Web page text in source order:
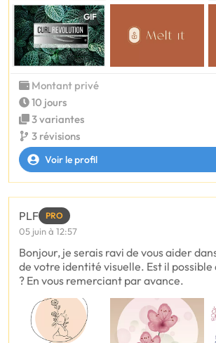
GIF
Montant privé
10 jours
3 variantes
3 révisions
Voir le profil
PLF PRO
05 juin à 12:57
Bonjour, je serais ravi de vous aider
de votre identité visuelle. Est il possible
? En vous remerciant par avance.